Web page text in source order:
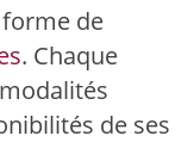
forme de
. Chaque
de ses